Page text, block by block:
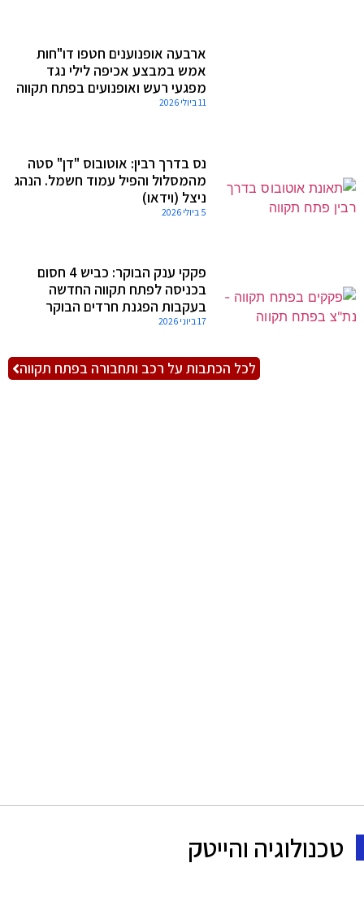
ארבעה אופנוענים חטפו דו"חות
אמש במבצע אכיפה לילי נגד
מפגעי רעש ואופנועים בפתח תקווה
11 ביולי 2026
נס בדרך רבין: אוטובוס "דן" סטה
מהמסלול והפיל עמוד חשמל. הנהג
ניצל (וידאו)
5 ביולי 2026
פקקי ענק הבוקר: כביש 4 חסום
בכניסה לפתח תקווה החדשה
בעקבות הפגנת חרדים הבוקר
17 ביוני 2026
לכל הכתבות על רכב ותחבורה בפתח תקווה
טכנולוגיה והייטק